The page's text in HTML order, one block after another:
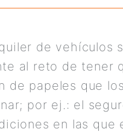
de vehículos
al reto de tener
de papeles que los
por ej.: el
en las que